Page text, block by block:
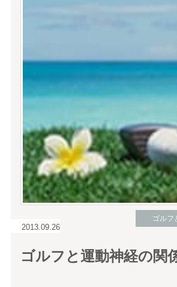
2013.09.26
ゴルフ
ゴルフと運動神経の関